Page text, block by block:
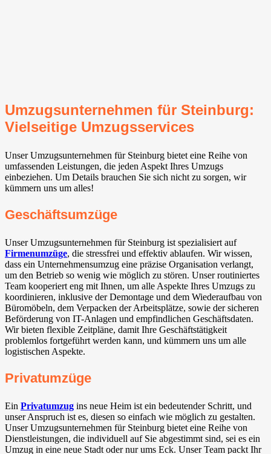
Umzugsunternehmen für Steinburg:
Vielseitige Umzugsservices
Unser Umzugsunternehmen für Steinburg bietet eine Reihe von
umfassenden Leistungen, die jeden Aspekt Ihres Umzugs
einbeziehen. Um Details brauchen Sie sich nicht zu sorgen, wir
kümmern uns um alles!
Geschäftsumzüge
Unser Umzugsunternehmen für Steinburg ist spezialisiert auf
Firmenumzüge, die stressfrei und effektiv ablaufen. Wir wissen,
dass ein Unternehmensumzug eine präzise Organisation verlangt,
um den Betrieb so wenig wie möglich zu stören. Unser routiniertes
Team kooperiert eng mit Ihnen, um alle Aspekte Ihres Umzugs zu
koordinieren, inklusive der Demontage und dem Wiederaufbau von
Büromöbeln, dem Verpacken der Arbeitsplätze, sowie der sicheren
Beförderung von IT-Anlagen und empfindlichen Geschäftsdaten.
Wir bieten flexible Zeitpläne, damit Ihre Geschäftstätigkeit
problemlos fortgeführt werden kann, und kümmern uns um alle
logistischen Aspekte.
Privatumzüge
Ein Privatumzug ins neue Heim ist ein bedeutender Schritt, und
unser Anspruch ist es, diesen so einfach wie möglich zu gestalten.
Unser Umzugsunternehmen für Steinburg bietet eine Reihe von
Dienstleistungen, die individuell auf Sie abgestimmt sind, sei es ein
Umzug in eine neue Stadt oder nur ums Eck. Unser Team packt Ihr